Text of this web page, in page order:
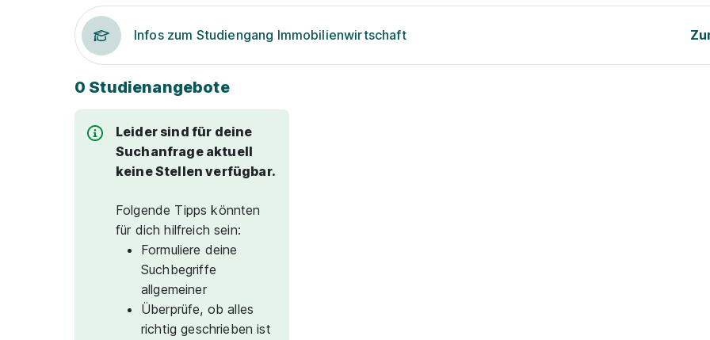
Infos zum Studiengang Immobilienwirtschaft
0 Studienangebote
Leider sind für deine
Suchanfrage aktuell
keine Stellen verfügbar.
Folgende Tipps könnten
für dich hilfreich sein:
Formuliere deine
Suchbegriffe
allgemeiner
Überprüfe, ob alles
richtig geschrieben ist